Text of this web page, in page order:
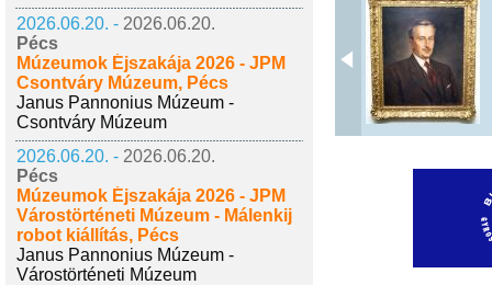
2026.06.20. - 2026.06.20.
Pécs
Múzeumok Éjszakája 2026 - JPM
Csontváry Múzeum, Pécs
Janus Pannonius Múzeum -
Csontváry Múzeum
2026.06.20. - 2026.06.20.
Pécs
Múzeumok Éjszakája 2026 - JPM
Várostörténeti Múzeum - Málenkij
robot kiállítás, Pécs
Janus Pannonius Múzeum -
Várostörténeti Múzeum